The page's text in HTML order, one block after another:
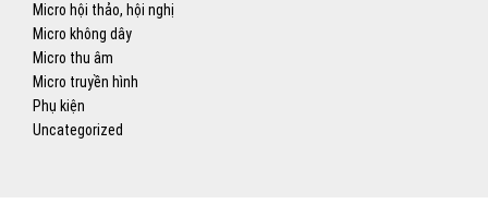
Micro hội thảo, hội nghị
Micro không dây
Micro thu âm
Micro truyền hình
Phụ kiện
Uncategorized